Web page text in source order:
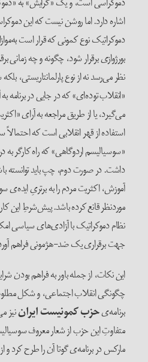
اشاره دارد. اما روشن نیست که این
دموکراتیک نوع کمونی که قرار است
بورژوازی برقرار شود، چگونه و چه زمانی
نظر می‌رسد نه از نوع پارلمانتاریستی،
«انقلاب توده‌ای» که در جایی در برنامه
می‌گیرد، یا از طریق مراجعه به آرای
استفاده از قهر انقلابی است که
«سوسیالیسم اردوگاهی» که راه کارگر به
داشت. در صورت دوم، چپ باید توانسته
آموزش، اکثریت مردم را به برتریِ ایده‌ی
موردنظر قانع کرده باشد. پیش‌شرطِ این
نظام دموکراتیک با آزادی‌های سیاسی
جهت برقراری یک ضد-هژمونی فراهم
این نکات، از جمله باور به فراهم بودن
چگونگی انقلاب اجتماعی، و شکل
برنامه‌یحزب کمونیست ایراننیز
متفاوتِ این حزب از شعار معروف
مارکس در برنامه‌ی گوتا آن را طرح کرد